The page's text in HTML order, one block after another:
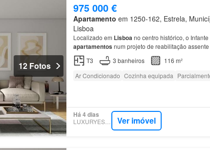
12 Fotos
975 000 €
Apartamento em 1250-162, Estrela,
Lisboa
Localizado em Lisboano centro histórico, o
apartamentos num projeto de reabilitação
Um edifício emblemático que beneficia de vistas
T3 3 banheiros
116 m²
Ar Condicionado Cozinha equipada
Há 4 dias
LUXURYESTATE Ver imóvel